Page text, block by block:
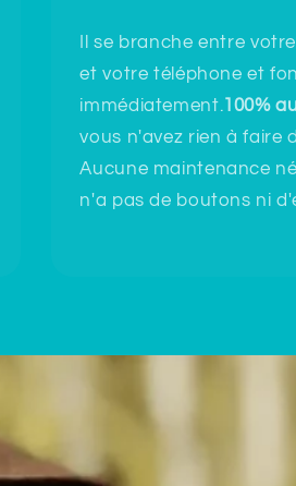
Il se branche entre
et votre téléphone et
immédiatement.100%
vous n'avez rien à faire
Aucune maintenance
n'a pas de boutons ni